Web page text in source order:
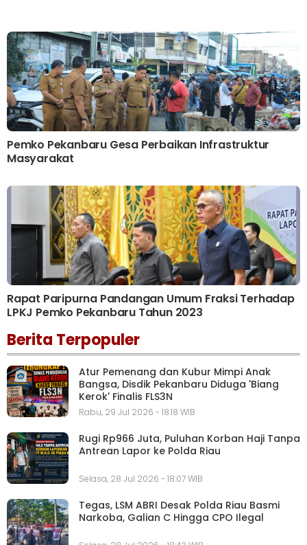
Pemko Pekanbaru Gesa Perbaikan Infrastruktur
Masyarakat
Rapat Paripurna Pandangan Umum Fraksi Terhadap
LPKJ Pemko Pekanbaru Tahun 2023
Berita Terpopuler
Atur Pemenang dan Kubur Mimpi Anak
Bangsa, Disdik Pekanbaru Diduga 'Biang
Kerok' Finalis FLS3N
Rabu, 29 Jul 2026 - 18:18 WIB
Rugi Rp966 Juta, Puluhan Korban Haji Tanpa
Antrean Lapor ke Polda Riau
Selasa, 28 Jul 2026 - 18:07 WIB
Tegas, LSM ABRI Desak Polda Riau Basmi
Narkoba, Galian C Hingga CPO Ilegal